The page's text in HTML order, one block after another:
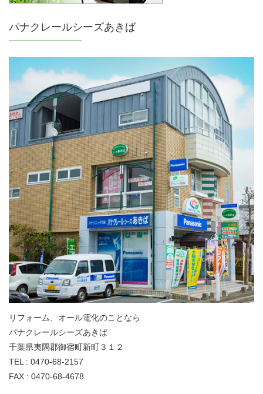
パナクレールシーズあきば
リフォーム、オール電化のことなら
パナクレールシーズあきば
千葉県夷隅郡御宿町新町３１２
TEL : 0470-68-2157
FAX : 0470-68-4678